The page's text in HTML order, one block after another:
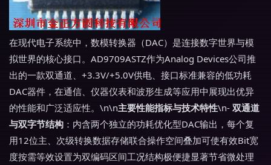
在现代电子系统中，数模转换器（DAC）是连接数字世界与模
拟世界的核心接口。AD9709ASTZ作为Analog Devices公司推
出的一款双通道、+3.3V/+5.0V供电、接口标准兼容的低功耗
DAC器件，在通信、仪器仪表和波形生成等应用中展现出优异
的性能和广泛适应性。\n\n主要性能指标与技术特性\n- 双通道
与双字节结构 ：内含两个独立的功耗优化型DAC输出，每个复
用12位主、次级转换数据存储联合操作空间叠加可使有效Bit宽
度按需等效设置为双编码区间工况结构极便捷显著节省微处理